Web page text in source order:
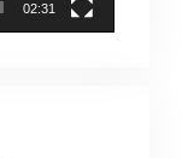
02:31